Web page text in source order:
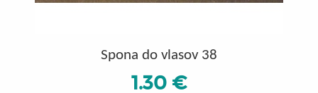
Spona do vlasov 38
1.30 €